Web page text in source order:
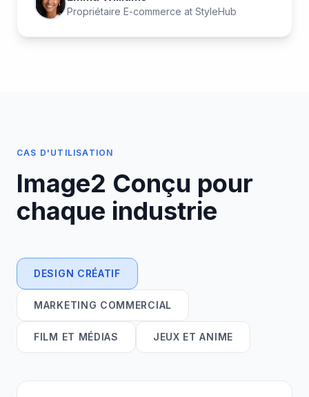
Propriétaire E-commerce at StyleHub
CAS D'UTILISATION
Image2 Conçu pour
chaque industrie
DESIGN CRÉATIF
MARKETING COMMERCIAL
FILM ET MÉDIAS JEUX ET ANIME